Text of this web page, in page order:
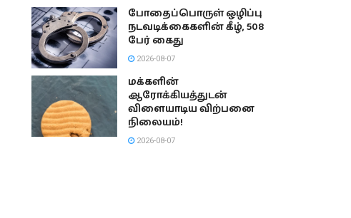
போதைப்பொருள் ஒழிப்பு
நடவடிக்கைகளின் கீழ், 508
பேர் கைது
2026-08-07
மக்களின்
ஆரோக்கியத்துடன்
விளையாடிய விற்பனை
நிலையம்!
2026-08-07